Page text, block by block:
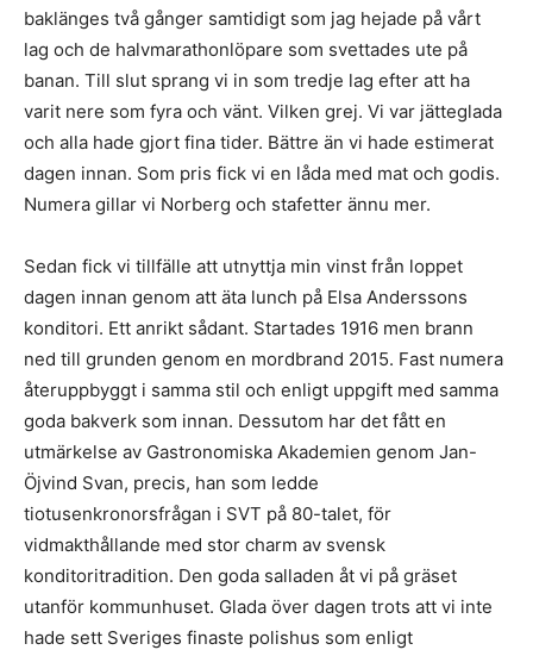
baklänges två gånger samtidigt som jag hejade på vårt
lag och de halvmarathonlöpare som svettades ute på
banan. Till slut sprang vi in som tredje lag efter att ha
varit nere som fyra och vänt. Vilken grej. Vi var jätteglada
och alla hade gjort fina tider. Bättre än vi hade estimerat
dagen innan. Som pris fick vi en låda med mat och godis.
Numera gillar vi Norberg och stafetter ännu mer.
Sedan fick vi tillfälle att utnyttja min vinst från loppet
dagen innan genom att äta lunch på Elsa Anderssons
konditori. Ett anrikt sådant. Startades 1916 men brann
ned till grunden genom en mordbrand 2015. Fast numera
återuppbyggt i samma stil och enligt uppgift med samma
goda bakverk som innan. Dessutom har det fått en
utmärkelse av Gastronomiska Akademien genom Jan-
Öjvind Svan, precis, han som ledde
tiotusenkronorsfrågan i SVT på 80-talet, för
vidmakthållande med stor charm av svensk
konditoritradition. Den goda salladen åt vi på gräset
utanför kommunhuset. Glada över dagen trots att vi inte
hade sett Sveriges finaste polishus som enligt